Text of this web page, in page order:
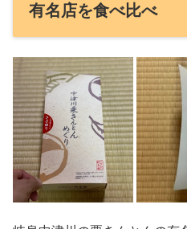
有名店を食べ比べ